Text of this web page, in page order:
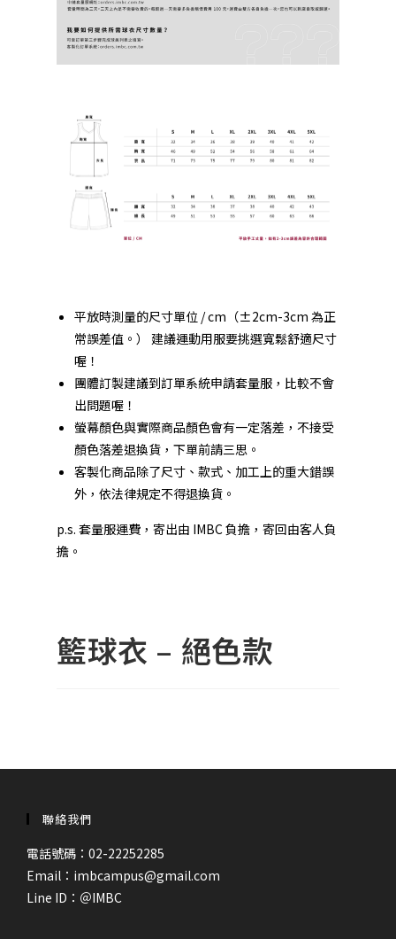
平放時測量的尺寸單位 / cm（±2cm-3cm 為正
常誤差值。） 建議運動用服要挑選寬鬆舒適尺寸
喔！
團體訂製建議到訂單系統申請套量服，比較不會
出問題喔！
螢幕顏色與實際商品顏色會有一定落差，不接受
顏色落差退換貨，下單前請三思。
客製化商品除了尺寸、款式、加工上的重大錯誤
外，依法律規定不得退換貨。
p.s. 套量服運費，寄出由 IMBC 負擔，寄回由客人負
擔。
籃球衣 – 絕色款
聯絡我們
電話號碼：02-22252285
Email：imbcampus@gmail.com
Line ID： ＠IMBC